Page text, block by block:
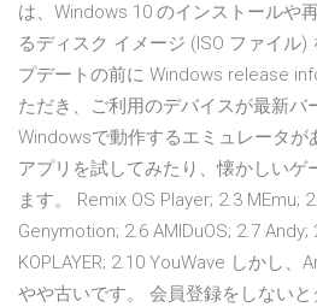
は、Windows 10 のインストールや
るディスク イメージ (ISO ファイル)
プデートの前に Windows release
ただき、ご利用のデバイスが最新バ
Windowsで動作するエミュレータが
アプリを試してみたり、懐かしいゲ
ます。 Remix OS Player; 2.3 MEmu;
Genymotion; 2.6 AMIDuOS; 2.7 Andy;
KOPLAYER; 2.10 YouWave しかし
やや古いです。 会員登録をしない